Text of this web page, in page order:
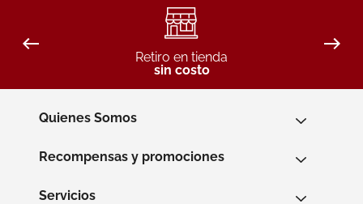
Retiro en tienda
sin costo
Quienes Somos
Recompensas y promociones
Servicios